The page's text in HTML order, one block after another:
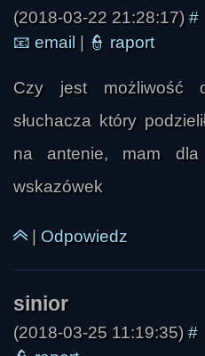
normalne. Zwracał
można wykrywać
szczytem górskim,
małe. Przyznał, że
jest dla niego
wyjaśnianiu, bo łatwo
pojęciowego.
Dużo miejsca
uznawał za wiarygodne
pojawiających
(2018-03-22 21:28:17) #
📧 email | 👮 raport
Czy jest możliwość
słuchacza który
na antenie, mam
wskazówek
Odpowiedz
(2018-03-25 11:19:35) #